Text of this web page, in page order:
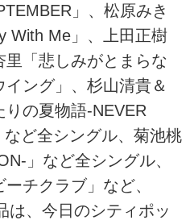
」、松原みき
With Me」、上田正樹
里「悲しみがとまらな
ング」、杉山清貴＆
の夏物語-NEVER
ど全シングル、菊池桃
」など全シングル、
チクラブ」など、
は、今日のシティポッ